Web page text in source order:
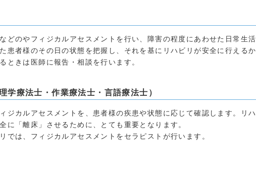
どのやフィジカルアセスメントを行い、障害の程度にあわせた日常生活
患者様のその日の状態を把握し、それを基にリハビリが安全に行えるか
ときは医師に報告・相談を行います。
学療法士・作業療法士・言語療法士）
ジカルアセスメントを、患者様の疾患や状態に応じて確認します。リハ
に「離床」させるために、とても重要となります。
では、フィジカルアセスメントをセラピストが行います。